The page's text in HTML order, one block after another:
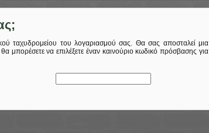
ταχυδρομείου του λογαριασμού σας. Θα σας αποσταλεί μια
μπορέσετε να επιλέξετε έναν καινούριο κωδικό πρόσβασης για